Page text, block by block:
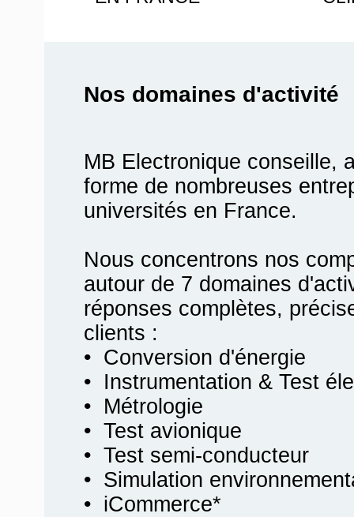
Nos domaines d'activité
MB Electronique conseille,
forme de nombreuses
universités en France.
Nous concentrons nos
autour de 7 domaines
réponses complètes,
clients :
• Conversion d'énergie
• Instrumentation & Test
• Métrologie
• Test avionique
• Test semi-conducteur
• Simulation
• iCommerce*